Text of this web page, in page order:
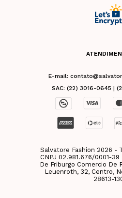
E-mail:
SAC: (22) 3016-0645 |
Salvatore Fashion 2026 -
CNPJ 02.981.676/0001-39
De Friburgo Comercio De
Leuenroth, 32, Centro,
28613-